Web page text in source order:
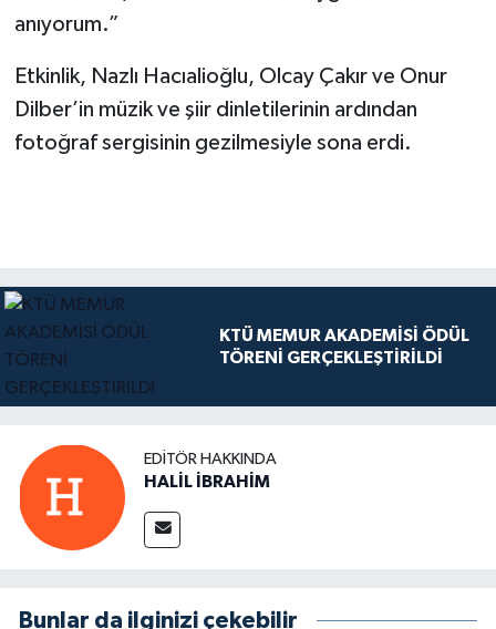
anıyorum.”
Etkinlik, Nazlı Hacıalioğlu, Olcay Çakır ve Onur
Dilber’in müzik ve şiir dinletilerinin ardından
fotoğraf sergisinin gezilmesiyle sona erdi.
KTÜ MEMUR AKADEMİSİ ÖDÜL
TÖRENİ GERÇEKLEŞTİRİLDİ
EDITÖR HAKKINDA
HALİL İBRAHİM
Bunlar da ilginizi çekebilir